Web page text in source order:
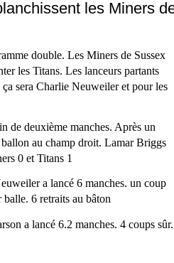
les Miners
double. Les Miners de Sussex
les Titans. Les lanceurs partants
sera Charlie Neuweiler et pour les
de deuxième manches. Après un
au champ droit. Lamar Briggs
0 et Titans 1
a lancé 6 manches. un coup
6 retraits au bâton
a lancé 6.2 manches. 4 coups sûr.